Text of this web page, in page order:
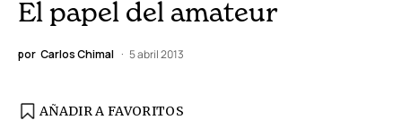
El papel del amateur
por Carlos Chimal 5 abril 2013
AÑADIR A FAVORITOS